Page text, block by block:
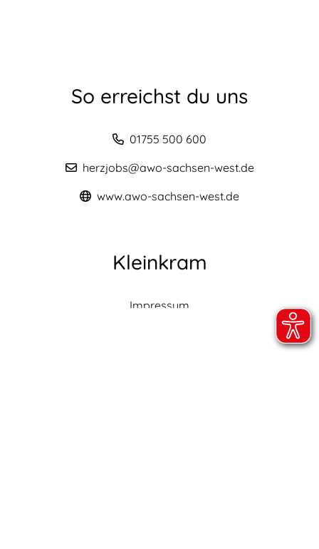
So erreichst du uns
01755 500 600
herzjobs@awo-sachsen-west.de
www.awo-sachsen-west.de
Kleinkram
Impressum